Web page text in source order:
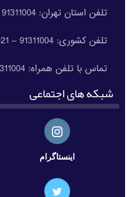
تلفن استان تهران: 91311004
تلفن کشوری: 91311004 – 021
تماس با تلفن همراه: 91311004 – 021
شبکه های اجتماعی
اینستاگرام